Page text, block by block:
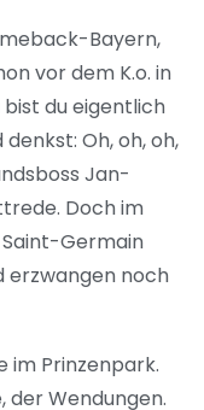
Bayern,
vor dem K.o. in
bist du eigentlich
Oh, oh, oh,
Jan-
Doch im
Germain
erzwangen noch
im Prinzenpark.
Wendungen.